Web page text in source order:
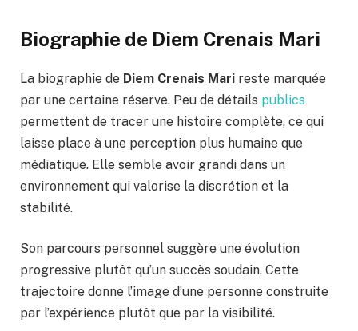
Biographie de Diem Crenais Mari
La biographie de Diem Crenais Mari reste marquée
par une certaine réserve. Peu de détails publics
permettent de tracer une histoire complète, ce qui
laisse place à une perception plus humaine que
médiatique. Elle semble avoir grandi dans un
environnement qui valorise la discrétion et la
stabilité.
Son parcours personnel suggère une évolution
progressive plutôt qu’un succès soudain. Cette
trajectoire donne l’image d’une personne construite
par l’expérience plutôt que par la visibilité.